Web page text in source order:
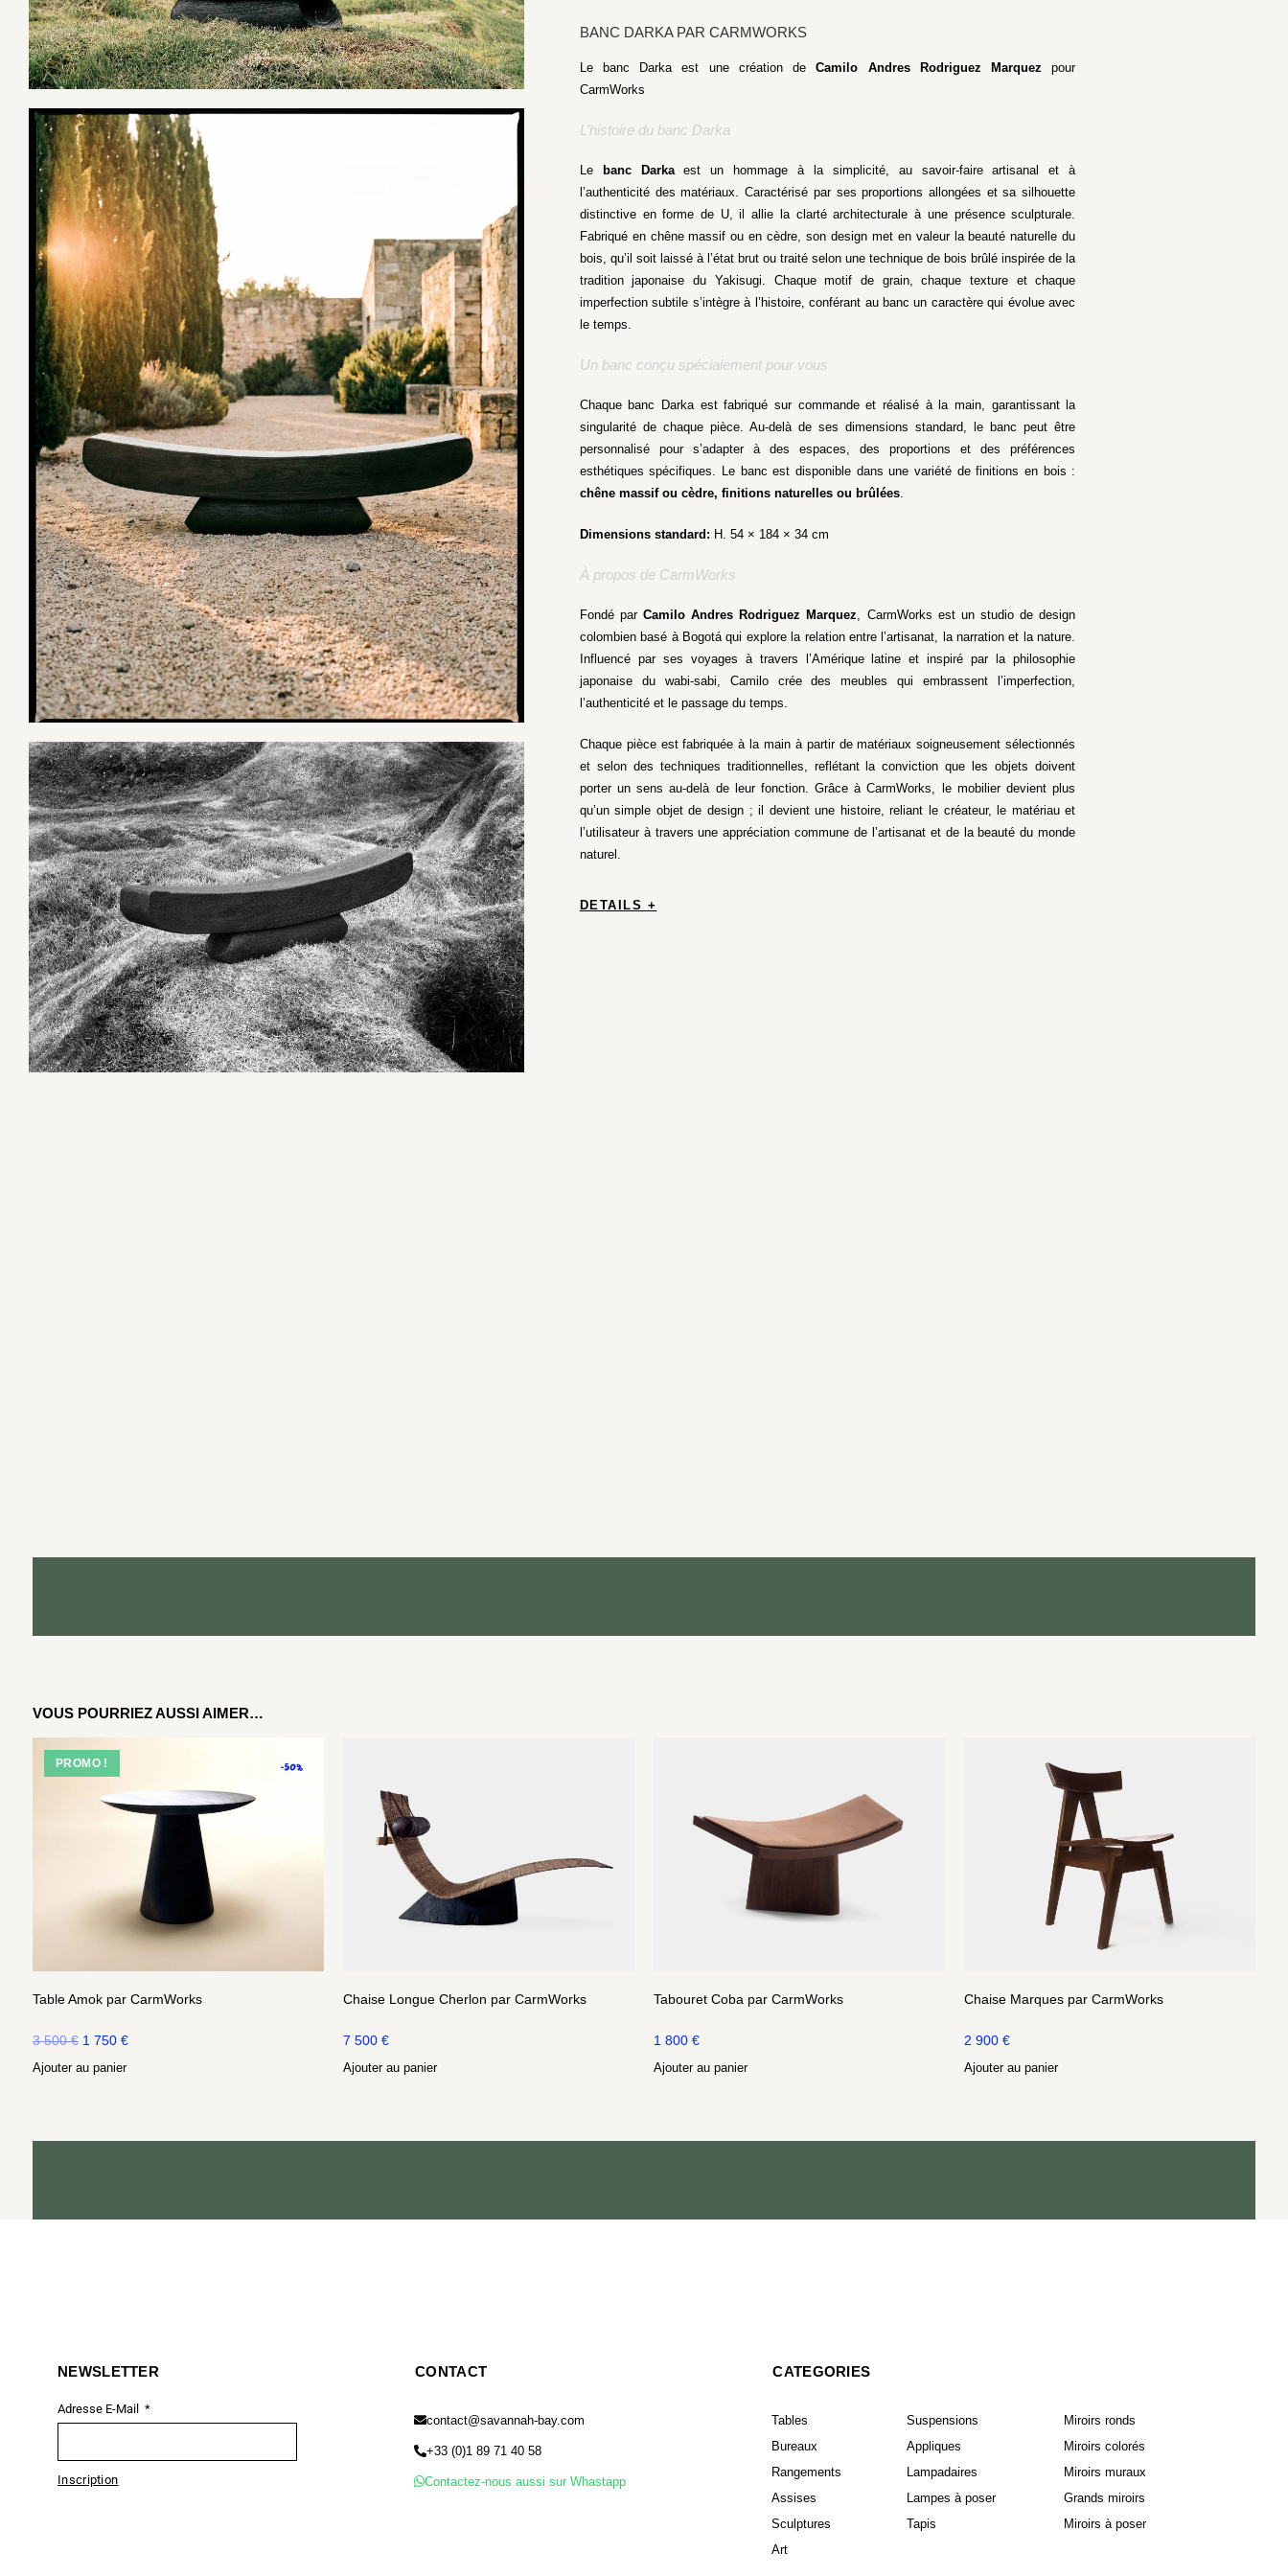
BANC DARKA PAR CARMWORKS
Le banc Darka est une création deCamilo Andres Rodriguez Marquez pour
CarmWorks
L’histoire du banc Darka
Le banc Darkaest un hommage à la simplicité, au savoir-faire artisanal et à
l’authenticité des matériaux. Caractérisé par ses proportions allongées et sa silhouette
distinctive en forme de U, il allie la clarté architecturale à une présence sculpturale.
Fabriqué en chêne massif ou en cèdre, son design met en valeur la beauté naturelle du
bois, qu’il soit laissé à l’état brut ou traité selon une technique de bois brûlé inspirée de la
tradition japonaise du Yakisugi. Chaque motif de grain, chaque texture et chaque
imperfection subtile s’intègre à l’histoire, conférant au banc un caractère qui évolue avec
le temps.
Un banc conçu spécialement pour vous
Chaque banc Darka est fabriqué sur commande et réalisé à la main, garantissant la
singularité de chaque pièce. Au-delà de ses dimensions standard, le banc peut être
personnalisé pour s’adapter à des espaces, des proportions et des préférences
esthétiques spécifiques. Le banc est disponible dans une variété de finitions en bois :
chêne massif ou cèdre, finitions naturelles ou brûlées.
Dimensions standard: H. 54 × 184 × 34 cm
À propos de CarmWorks
Fondé parCamilo Andres Rodriguez Marquez, CarmWorks est un studio de design
colombien basé à Bogotá qui explore la relation entre l’artisanat, la narration et la nature.
Influencé par ses voyages à travers l’Amérique latine et inspiré par la philosophie
japonaise du wabi-sabi, Camilo crée des meubles qui embrassent l’imperfection,
l’authenticité et le passage du temps.
Chaque pièce est fabriquée à la main à partir de matériaux soigneusement sélectionnés
et selon des techniques traditionnelles, reflétant la conviction que les objets doivent
porter un sens au-delà de leur fonction. Grâce à CarmWorks, le mobilier devient plus
qu’un simple objet de design ; il devient une histoire, reliant le créateur, le matériau et
l’utilisateur à travers une appréciation commune de l’artisanat et de la beauté du monde
naturel.
DETAILS +
VOUS POURRIEZ AUSSI AIMER…
PROMO !
Table Amok par CarmWorks
3 500€ 1 750 €
Ajouter au panier
Chaise Longue Cherlon par CarmWorks
7 500 €
Ajouter au panier
Tabouret Coba par CarmWorks
1 800 €
Ajouter au panier
Chaise Marques par CarmWorks
2 900€
Ajouter au panier
NEWSLETTER
Adresse E-Mail
Inscription
CONTACT
contact@savannah-bay.com
+33 (0)1 89 71 40 58
Contactez-nous aussi sur Whastapp
CATEGORIES
Tables
Bureaux
Rangements
Assises
Sculptures
Art
Suspensions
Appliques
Lampadaires
Lampes à poser
Tapis
Miroirs ronds
Miroirs colorés
Miroirs muraux
Grands miroirs
Miroirs à poser